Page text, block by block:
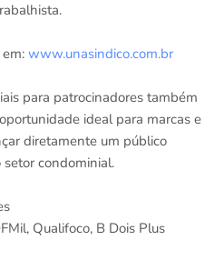
www.unasindico.com.br
para patrocinadores também
ideal para marcas e
diretamente um público
condominial.
Qualifoco, B Dois Plus